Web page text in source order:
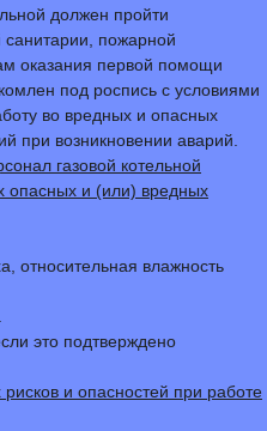
должен пройти
санитарии, пожарной
оказания первой помощи
под роспись с условиями
во вредных и опасных
при возникновении аварий.
газовой котельной
опасных и (или) вредных
относительная влажность
это подтверждено
и опасностей при работе